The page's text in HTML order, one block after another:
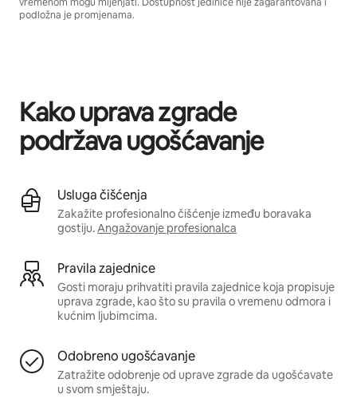
podložna je promjenama.
Kako uprava zgrade
podržava ugošćavanje
Usluga čišćenja
Zakažite profesionalno čišćenje između boravaka
gostiju.Angažovanje profesionalca
Pravila zajednice
Gosti moraju prihvatiti pravila zajednice koja propisuje
uprava zgrade, kao što su pravila o vremenu odmora i
kućnim ljubimcima.
Odobreno ugošćavanje
Zatražite odobrenje od uprave zgrade da ugošćavate
u svom smještaju.